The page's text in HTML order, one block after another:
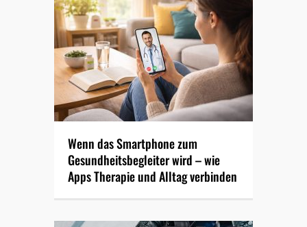
Wenn das Smartphone zum
Gesundheitsbegleiter wird – wie
Apps Therapie und Alltag verbinden